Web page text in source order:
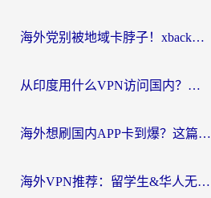
海外党别被地域卡脖子！xback回国加速器选择全攻略，轻松刷剧玩国服
从印度用什么VPN访问国内？海外党亲测的无缝回国上网指南
海外想刷国内APP卡到爆？这篇海外访问国内服务器加速指南帮你解决所有问题
海外VPN推荐：留学生&华人无缝访问国内资源的避坑指南